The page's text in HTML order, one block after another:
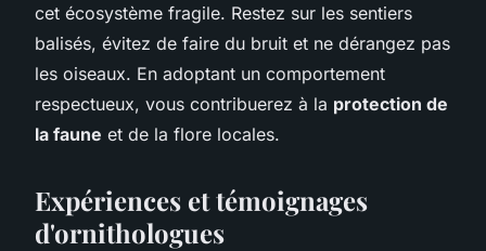
cet écosystème fragile. Restez sur les sentiers
balisés, évitez de faire du bruit et ne dérangez pas
les oiseaux. En adoptant un comportement
respectueux, vous contribuerez à la protection de
la faune et de la flore locales.
Expériences et témoignages
d'ornithologues